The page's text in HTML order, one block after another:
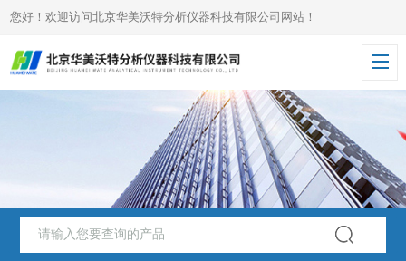
您好！欢迎访问北京华美沃特分析仪器科技有限公司网站！